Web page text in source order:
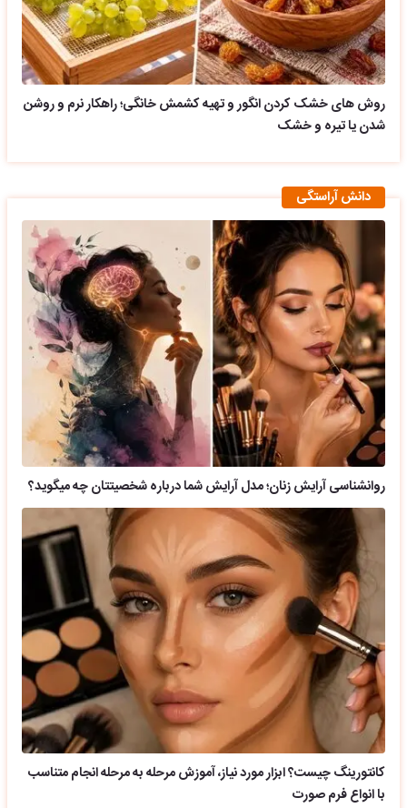
روش های خشک کردن انگور و تهیه کشمش خانگی؛ راهکار نرم و روشن
شدن یا تیره و خشک
دانش آراستگی
روانشناسی آرایش زنان؛ مدل آرایش شما درباره شخصیتتان چه میگوید؟
کانتورینگ چیست؟ ابزار مورد نیاز، آموزش مرحله به مرحله انجام متناسب
با انواع فرم صورت